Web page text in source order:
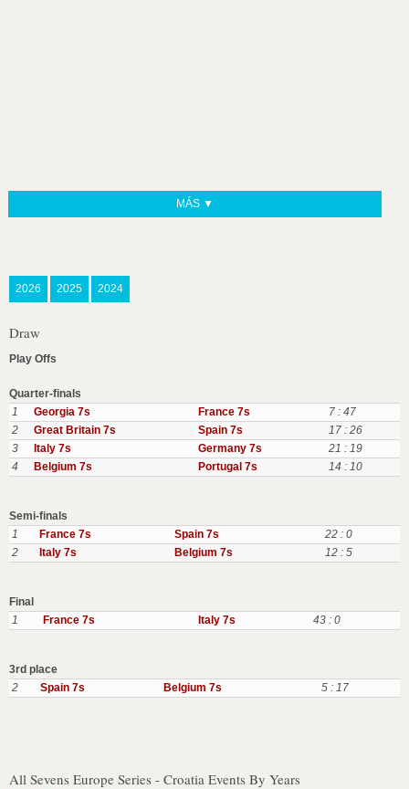
MÁS ▼
2026 2025 2024
Draw
Play Offs
Quarter-finals
1
Georgia 7s France 7s
7 : 47
2
Great Britain 7s Spain 7s
17 : 26
3
Italy 7s Germany 7s
21 : 19
4
Belgium 7s Portugal 7s 14 : 10
Semi-finals
1
France 7s Spain 7s
22 : 0
2
Italy 7s Belgium 7s 12 : 5
Final
1
France 7s Italy 7s 43 : 0
3rd place
2
Spain 7s Belgium 7s 5 : 17
All Sevens Europe Series - Croatia Events By Years